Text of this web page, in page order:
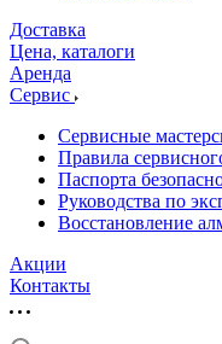
Доставка
Цена, каталоги
Аренда
Сервис
Сервисные
Правила
Паспорта
Руководства по
Восстановление
Акции
Контакты